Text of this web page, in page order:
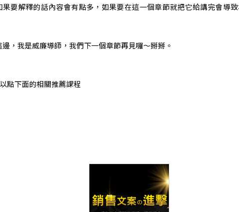
要解釋的話內容會有點多，如果要在這一個章節就把它給講完會導
，我是威廉導師，我們下一個章節再見囉～掰掰。
點下面的相關推薦課程